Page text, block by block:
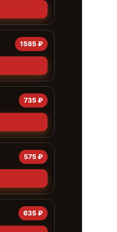
1585 ₽
735 ₽
575 ₽
635 ₽